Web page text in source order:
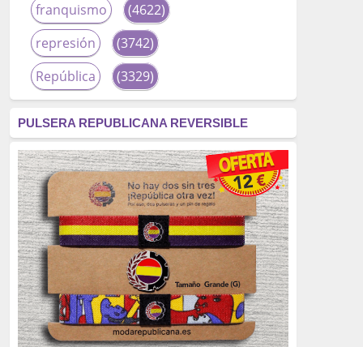
franquismo
(4622)
represión
(3742)
República
(3329)
fascismo
(2677)
tardofranquismo
(2320)
Actualidad
(2319)
monarquía
(2253)
borbones
(2176)
Cultura
(2163)
Guerra
(1674)
PULSERA REPUBLICANA REVERSIBLE